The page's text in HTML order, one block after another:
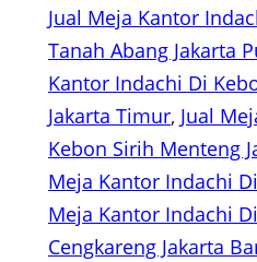
Jual Meja Kantor
Tanah Abang Jakarta
Kantor Indachi Di
Jakarta Timur, Jual
Kebon Sirih Menteng
Meja Kantor Indachi
Meja Kantor Indachi
Cengkareng Jakarta